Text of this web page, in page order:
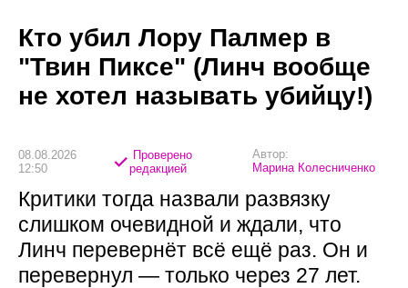
Кто убил Лору Палмер в
"Твин Пиксе" (Линч вообще
не хотел называть убийцу!)
08.08.2026
12:50
Проверено
редакцией
Автор:
Марина Колесниченко
Критики тогда назвали развязку
слишком очевидной и ждали, что
Линч перевернёт всё ещё раз. Он и
перевернул — только через 27 лет.